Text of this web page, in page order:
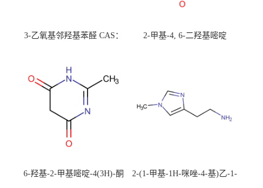
3-乙氧基邻羟基苯醛 CAS：
校可先用后付
2-甲基-4, 6-二羟基嘧啶
6-羟基-2-甲基嘧啶-4(3H)-酮
2-(1-甲基-1H-咪唑-4-基)乙-1-